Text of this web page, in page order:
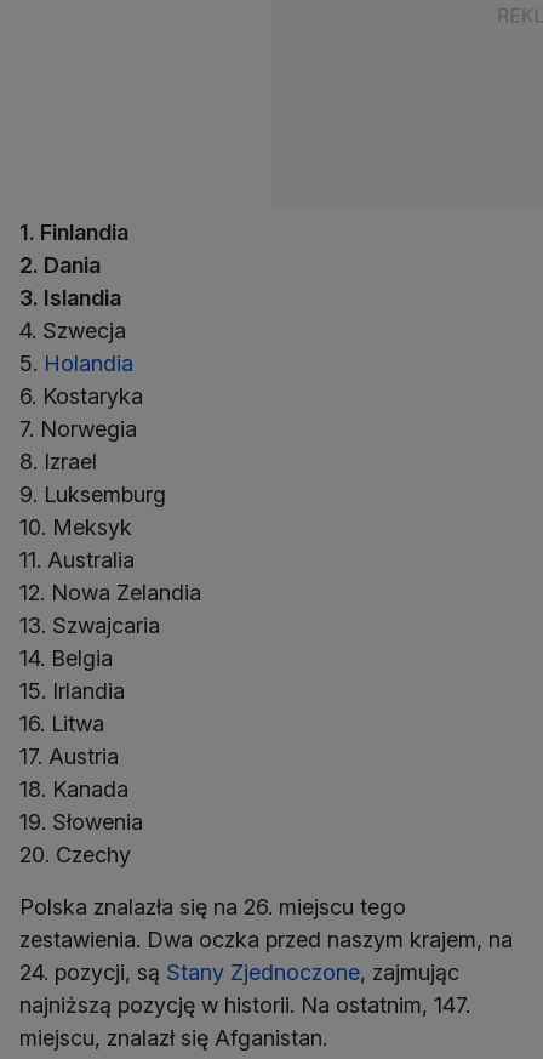
1. Finlandia
2. Dania
3. Islandia
4. Szwecja
5. Holandia
6. Kostaryka
7. Norwegia
8. Izrael
9. Luksemburg
10. Meksyk
11. Australia
12. Nowa Zelandia
13. Szwajcaria
14. Belgia
15. Irlandia
16. Litwa
17. Austria
18. Kanada
19. Słowenia
20. Czechy
Polska znalazła się na 26. miejscu tego
zestawienia. Dwa oczka przed naszym krajem, na
24. pozycji, są Stany Zjednoczone, zajmując
najniższą pozycję w historii. Na ostatnim, 147.
miejscu, znalazł się Afganistan.